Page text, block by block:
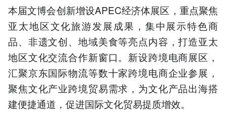
本届文博会创新增设APEC经济体展区，重点聚焦
亚太地区文化旅游发展成果，集中展示特色商
品、非遗文创、地域美食等亮点内容，打造亚太
地区文化交流合作新窗口。新设跨境电商展区，
汇聚京东国际物流等数十家跨境电商企业参展，
聚焦文化产业跨境贸易需求，为文化产品出海搭
建便捷通道，促进国际文化贸易提质增效。